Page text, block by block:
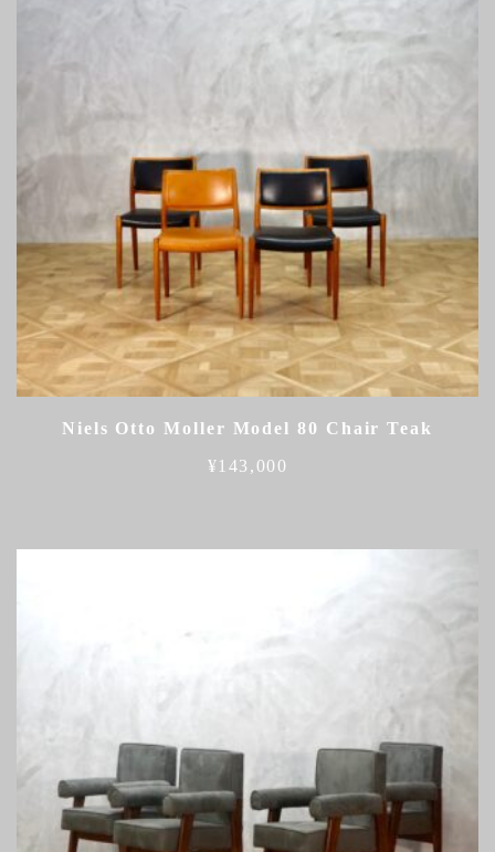
Niels Otto Moller Model 80 Chair Teak
¥143,000